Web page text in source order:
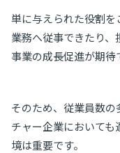
単に与えられた役割を
業務へ従事できたり、
事業の成長促進が期待
そのため、従業員数
チャー企業において
境は重要です。